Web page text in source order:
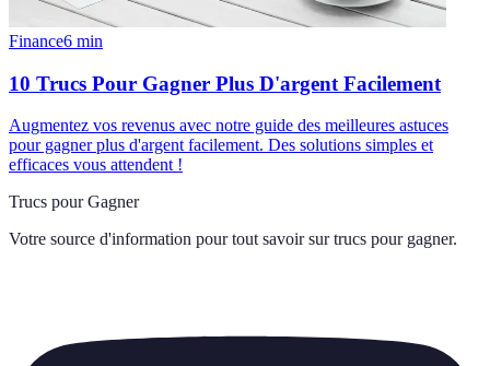
Finance6 min
10 Trucs Pour Gagner Plus D'argent Facilement
Augmentez vos revenus avec notre guide des meilleures astuces
pour gagner plus d'argent facilement. Des solutions simples et
efficaces vous attendent !
Trucs pour Gagner
Votre source d'information pour tout savoir sur trucs pour gagner.